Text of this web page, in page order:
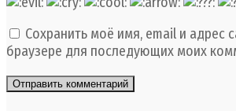
Сохранить моё имя, email и адрес
браузере для последующих моих